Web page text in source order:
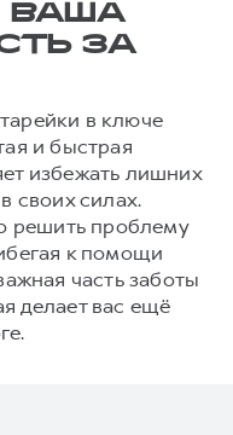
ВАША
ЗА
в ключе
и быстрая
избежать лишних
своих силах.
решить проблему
к помощи
часть заботы
делает вас ещё